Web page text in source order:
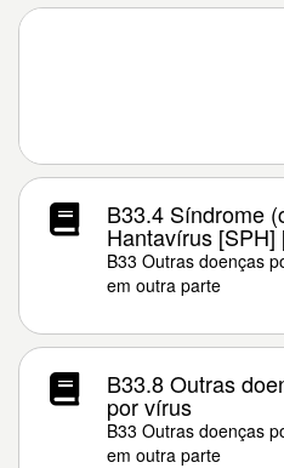
B33.4 Síndrome
Hantavírus [SPH]
B33 Outras doenças
em outra parte
B33.8 Outras
por vírus
B33 Outras doenças
em outra parte